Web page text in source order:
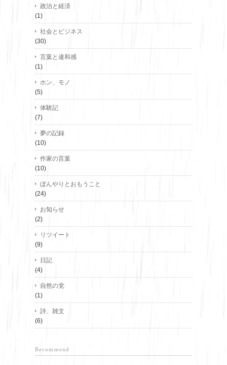
政治と経済
(1)
社会とビジネス
(30)
言葉と違和感
(1)
ホン、モノ
(5)
体験記
(7)
夢の記録
(10)
作家の言葉
(10)
ぼんやりとおもうこと
(24)
お知らせ
(2)
リツイート
(9)
日記
(4)
自然の党
(1)
詩、雑文
(6)
Recommend